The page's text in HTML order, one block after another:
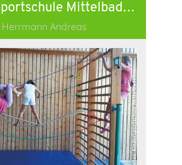
Kindersportschule Mittelbaden als "Best practice Beispiel" für gelungene Ganztageskooperation
, Herrmann Andreas